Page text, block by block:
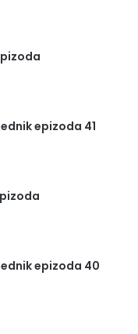
epizoda 41
epizoda 40